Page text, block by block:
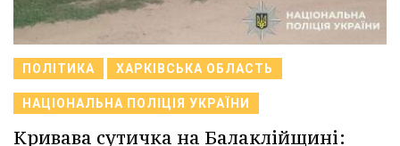
ПОЛІТИКА ХАРКІВСЬКА ОБЛАСТЬ
НАЦІОНАЛЬНА ПОЛІЦІЯ УКРАЇНИ
Кривава сутичка на Балаклійщині: